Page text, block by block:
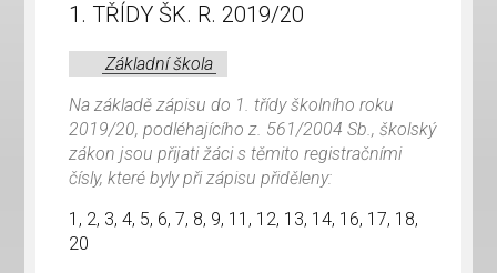
1. TŘÍDY ŠK. R. 2019/20
Základní škola
Na základě zápisu do 1. třídy školního roku
2019/20, podléhajícího z. 561/2004 Sb., školský
zákon jsou přijati žáci s těmito registračními
čísly, které byly při zápisu přiděleny:
1, 2, 3, 4, 5, 6, 7, 8, 9, 11, 12, 13, 14, 16, 17, 18,
20